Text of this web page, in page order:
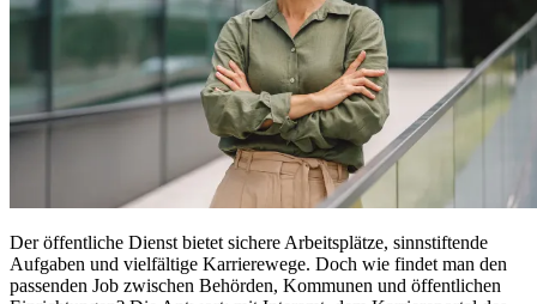
Der öffentliche Dienst bietet sichere Arbeitsplätze, sinnstiftende
Aufgaben und vielfältige Karrierewege. Doch wie findet man den
passenden Job zwischen Behörden, Kommunen und öffentlichen